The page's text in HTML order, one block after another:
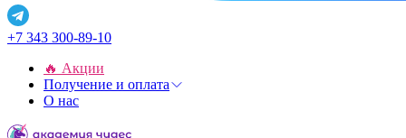
+7 343 300-89-10
🔥 Акции
Получение и оплата
О нас